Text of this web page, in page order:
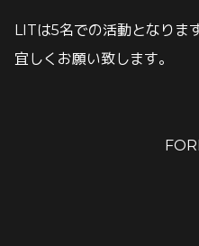
LITは5名での活動となりま
宜しくお願い致します。